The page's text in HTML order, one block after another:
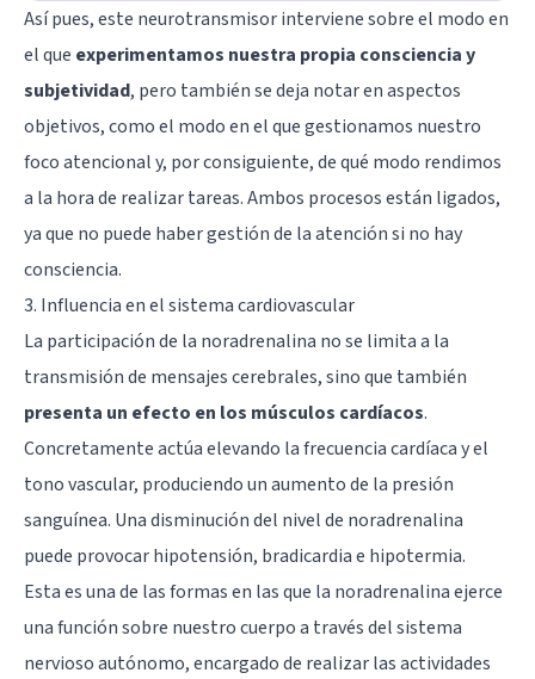
Así pues, este neurotransmisor interviene sobre el modo en
el que experimentamos nuestra propia consciencia y
subjetividad, pero también se deja notar en aspectos
objetivos, como el modo en el que gestionamos nuestro
foco atencional y, por consiguiente, de qué modo rendimos
a la hora de realizar tareas. Ambos procesos están ligados,
ya que no puede haber gestión de la atención si no hay
consciencia.
3. Influencia en el sistema cardiovascular
La participación de la noradrenalina no se limita a la
transmisión de mensajes cerebrales, sino que también
presenta un efecto en los músculos cardíacos.
Concretamente actúa elevando la frecuencia cardíaca y el
tono vascular, produciendo un aumento de la presión
sanguínea. Una disminución del nivel de noradrenalina
puede provocar hipotensión, bradicardia e hipotermia.
Esta es una de las formas en las que la noradrenalina ejerce
una función sobre nuestro cuerpo a través delsistema
nervioso autónomo, encargado de realizar las actividades